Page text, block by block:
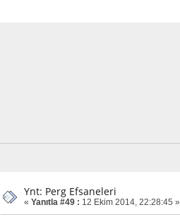
Ynt: Perg Efsaneleri
« Yanıtla #49 : 12 Ekim 2014, 22:28:45 »